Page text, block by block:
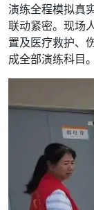
演练全程模拟真
联动紧密。现场
置及医疗救护、
成全部演练科目。